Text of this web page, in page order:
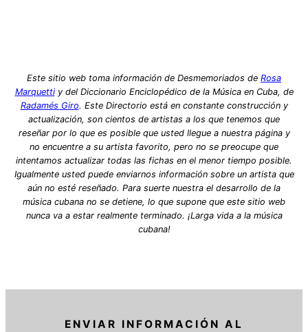
Este sitio web toma información de Desmemoriados de Rosa
Marquettiy del Diccionario Enciclopédico de la Música en Cuba, de
Radamés Giro. Este Directorio está en constante construcción y
actualización, son cientos de artistas a los que tenemos que
reseñar por lo que es posible que usted llegue a nuestra página y
no encuentre a su artista favorito, pero no se preocupe que
intentamos actualizar todas las fichas en el menor tiempo posible.
Igualmente usted puede enviarnos información sobre un artista que
aún no esté reseñado. Para suerte nuestra el desarrollo de la
música cubana no se detiene, lo que supone que este sitio web
nunca va a estar realmente terminado. ¡Larga vida a la música
cubana!
ENVIAR INFORMACIÓN AL